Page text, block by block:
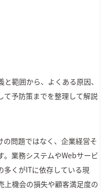
範囲から、よくある原因、
て予防策までを整理して解説
問題ではなく、企業経営そ
。業務システムやWebサービ
多くがITに依存している現
上機会の損失や顧客満足度の